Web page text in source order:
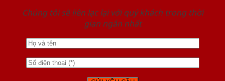
Chúng tôi sẽ liên lạc lại với quý khách trong thời
gian ngắn nhất